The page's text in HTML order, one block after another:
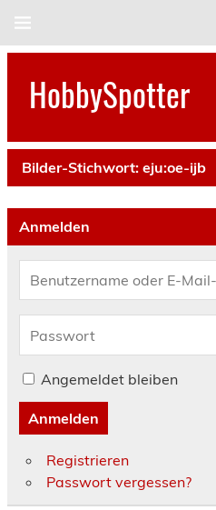
HobbySpotter
Bilder-Stichwort: eju:oe-ijb
Anmelden
Angemeldet bleiben
Anmelden
Registrieren
Passwort vergessen?